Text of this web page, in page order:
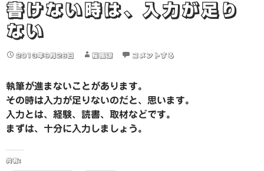
書けない時は、入力が足り
ない
2013年9月26日 桜風涼 コメントする
執筆が進まないことがあります。
その時は入力が足りないのだと、思います。
入力とは、経験、読書、取材などです。
まずは、十分に入力しましょう。
共有: